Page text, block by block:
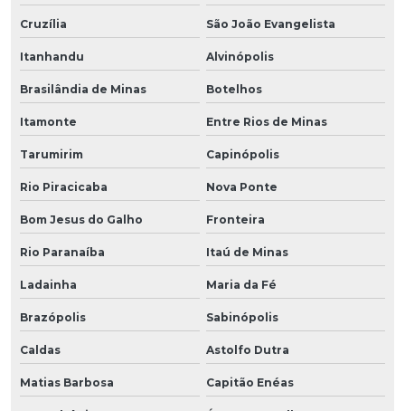
Cruzília São João Evangelista
Itanhandu Alvinópolis
Brasilândia de Minas Botelhos
Itamonte Entre Rios de Minas
Tarumirim Capinópolis
Rio Piracicaba Nova Ponte
Bom Jesus do Galho Fronteira
Rio Paranaíba Itaú de Minas
Ladainha Maria da Fé
Brazópolis Sabinópolis
Caldas Astolfo Dutra
Matias Barbosa Capitão Enéas